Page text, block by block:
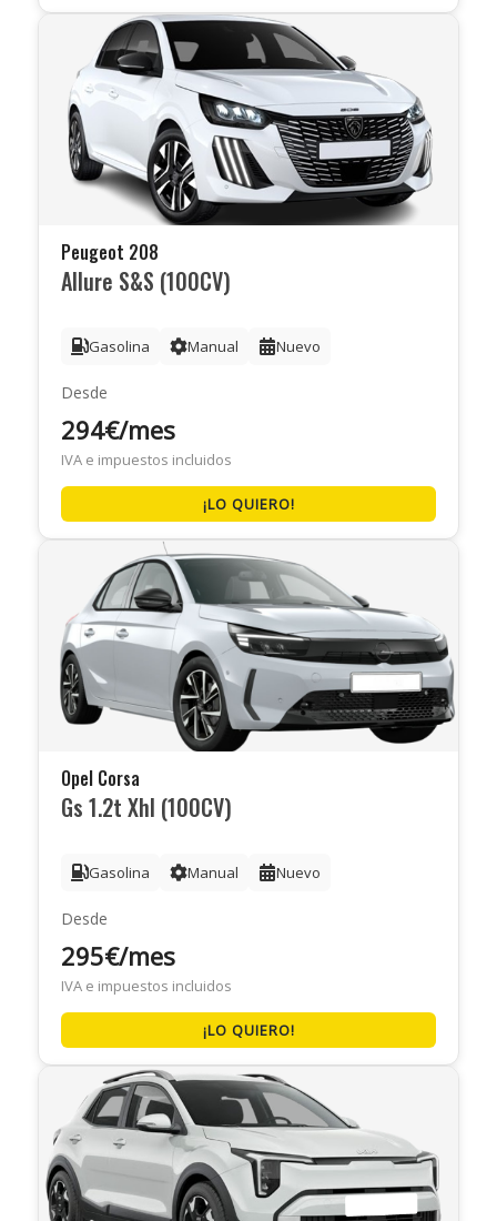
Peugeot 208
Allure S&S (100CV)
Gasolina Manual Nuevo
Desde
294€/mes
IVA e impuestos incluidos
¡LO QUIERO!
Opel Corsa
Gs 1.2t Xhl (100CV)
Gasolina Manual Nuevo
Desde
295€/mes
IVA e impuestos incluidos
¡LO QUIERO!